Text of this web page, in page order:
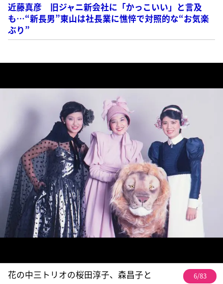
近藤真彦 旧ジャニ新会社に「かっこいい」と言及
も…“新長男”東山は社長業に憔悴で対照的な“お気楽
ぶり”
花の中三トリオの桜田淳子、森昌子と 6/83